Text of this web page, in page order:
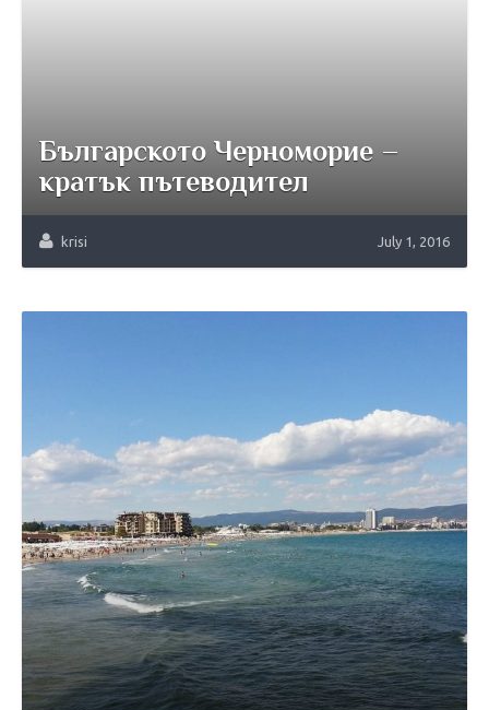
Българското Черноморие –
кратък пътеводител
krisi July 1, 2016